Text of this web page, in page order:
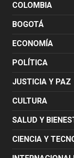
COLOMBIA
BOGOTÁ
ECONOMÍA
POLÍTICA
JUSTICIA Y PAZ
CULTURA
SALUD Y
CIENCIA Y